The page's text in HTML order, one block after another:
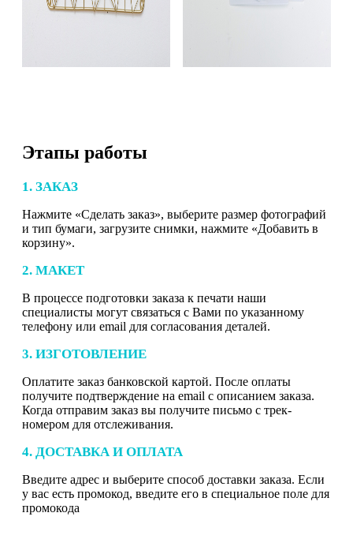
Этапы работы
1. ЗАКАЗ
Нажмите «Сделать заказ», выберите размер фотографий
и тип бумаги, загрузите снимки, нажмите «Добавить в
корзину».
2. МАКЕТ
В процессе подготовки заказа к печати наши
специалисты могут связаться с Вами по указанному
телефону или email для согласования деталей.
3. ИЗГОТОВЛЕНИЕ
Оплатите заказ банковской картой. После оплаты
получите подтверждение на email с описанием заказа.
Когда отправим заказ вы получите письмо с трек-
номером для отслеживания.
4. ДОСТАВКА И ОПЛАТА
Введите адрес и выберите способ доставки заказа. Если
у вас есть промокод, введите его в специальное поле для
промокода